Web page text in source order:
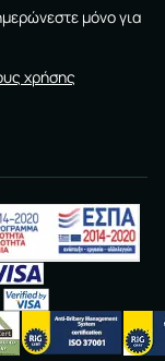
μόνο για
χρήσης